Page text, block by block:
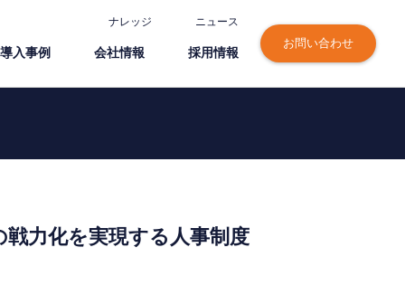
ナレッジ ニュース
導⼊事例 会社情報 採⽤情報
お問い合わせ
戦力化を実現する人事制度